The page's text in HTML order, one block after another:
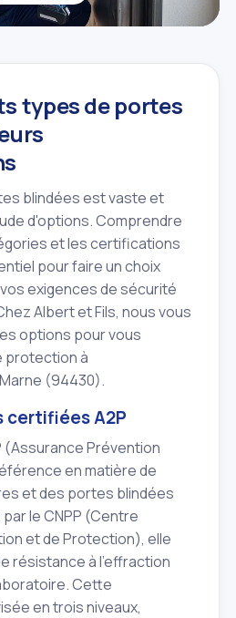
types de portes
blindées est vaste et
d'options. Comprendre
et les certifications
pour faire un choix
exigences de sécurité
Albert et Fils, nous vous
options pour vous
protection à
(94430).
certifiées A2P
(Assurance Prévention
en matière de
et des portes blindées
le CNPP (Centre
et de Protection), elle
résistance à l'effraction
Cette
en trois niveaux,